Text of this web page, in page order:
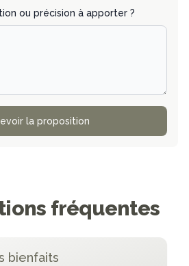
ou précision à apporter ?
la proposition
fréquentes
bienfaits